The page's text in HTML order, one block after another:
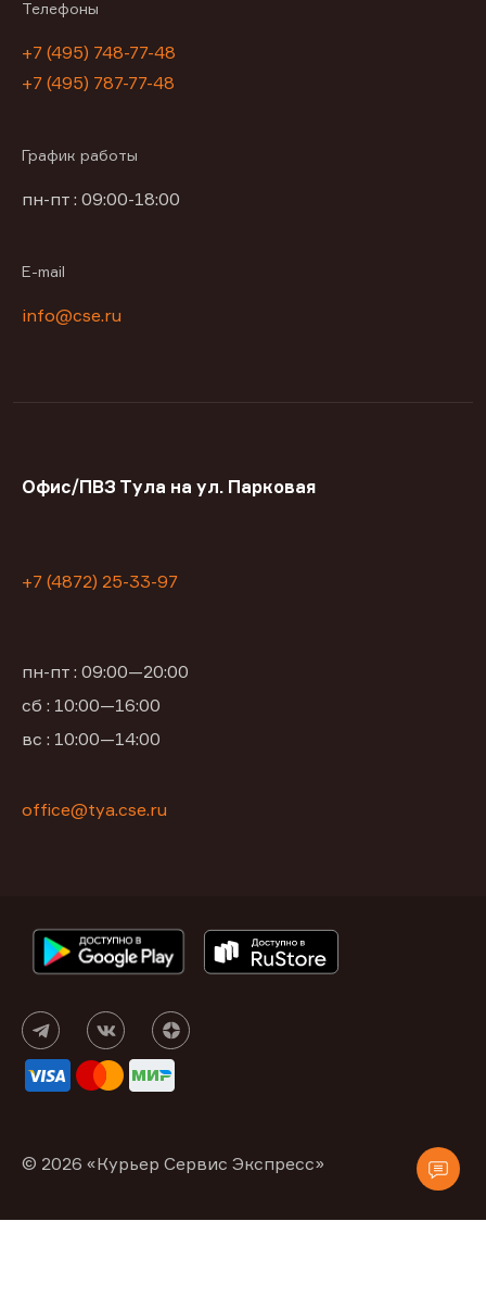
Телефоны
+7 (495) 748-77-48
+7 (495) 787-77-48
График работы
пн-пт : 09:00-18:00
E-mail
info@cse.ru
Офис/ПВЗ Тула на ул. Парковая
+7 (4872) 25-33-97
пн-пт : 09:00—20:00
сб : 10:00—16:00
вс : 10:00—14:00
office@tya.cse.ru
© 2026 «Курьер Сервис Экспресс»